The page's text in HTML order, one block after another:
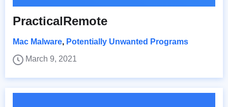
PracticalRemote
Mac Malware, Potentially Unwanted Programs
March 9, 2021